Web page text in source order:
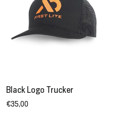
Black Logo Trucker
€35,00